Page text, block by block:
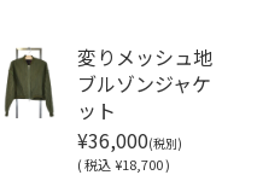
変りメッシュ地
ブルゾンジャケ
ット
¥36,000(税別)
(税込 ¥18,700 )